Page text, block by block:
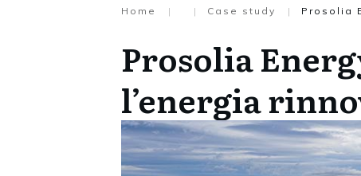
Home | | Case study | Prosolia
Prosolia
l’energia